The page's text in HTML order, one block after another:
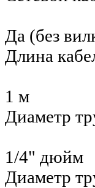
Да (без
Длина
1 м
Диаметр
1/4" дюйм
Диаметр